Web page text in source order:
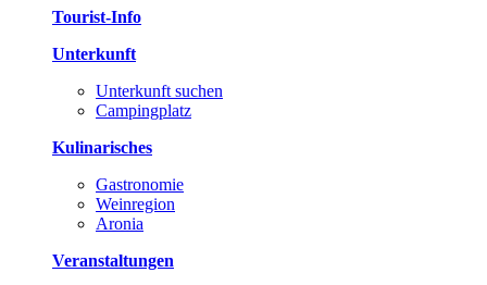
Tourist-Info
Unterkunft
Unterkunft suchen
Campingplatz
Kulinarisches
Gastronomie
Weinregion
Aronia
Veranstaltungen